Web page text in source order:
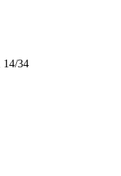
14/34